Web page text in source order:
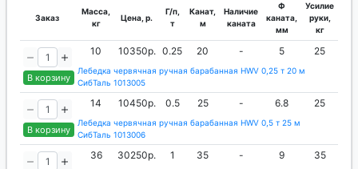
Заказ
Масса,
кг
Цена, р.
Г/п,
т
Канат,
м
Наличие
каната
Ф
каната,
мм
Усилие
руки,
кг
В корзину
10 10350р. 0.25 20 - 5 25
Лебедка червячная ручная барабанная HWV 0,25 т 20 м
СибТаль 1013005
В корзину
14 10450р. 0.5 25 - 6.8 25
Лебедка червячная ручная барабанная HWV 0,5 т 25 м
СибТаль 1013006
36 30250р. 1 35 - 9 35